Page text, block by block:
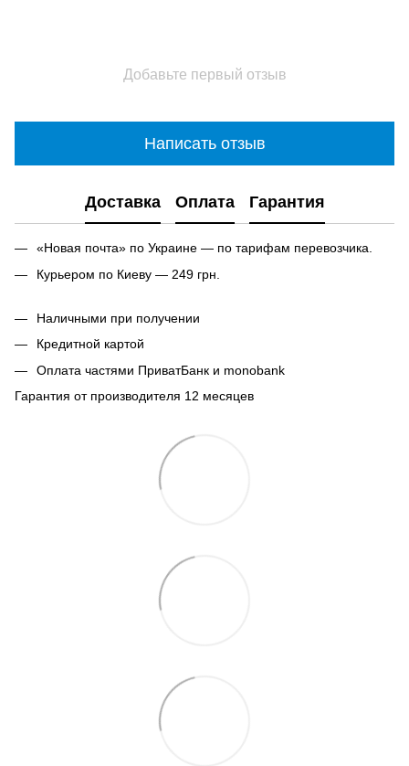
Добавьте первый отзыв
Написать отзыв
Доставка Оплата Гарантия
«Новая почта» по Украине — по тарифам перевозчика.
Курьером по Киеву — 249 грн.
Наличными при получении
Кредитной картой
Оплата частями ПриватБанк и monobank
Гарантия от производителя 12 месяцев